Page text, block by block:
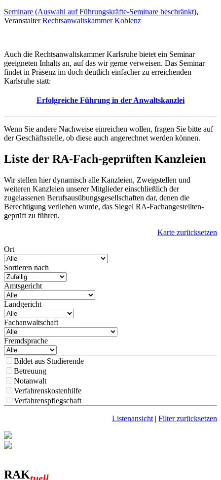
Seminare (Auswahl auf Führungskräfte-Seminare beschränkt),
VeranstalterRechtsanwaltskammer Koblenz
Auch die Rechtsanwaltskammer Karlsruhe bietet ein Seminar
geeigneten Inhalts an, auf das wir gerne verweisen. Das Seminar
findet in Präsenz im doch deutlich einfacher zu erreichenden
Karlsruhe statt:
Erfolgreiche Führung in der Anwaltskanzlei
Wenn Sie andere Nachweise einreichen wollen, fragen Sie bitte auf
der Geschäftsstelle, ob diese auch angerechnet werden können.
Liste der RA-Fach-geprüften Kanzleien
Wir stellen hier dynamisch alle Kanzleien, Zweigstellen und
weiteren Kanzleien unserer Mitglieder einschließlich der
zugelassenen Berufsausübungsgesellschaften dar, denen die
Berechtigung verliehen wurde, das Siegel RA-Fachangestellten-
geprüft zu führen.
Karte zurücksetzen
Ort
Sortieren nach
Amtsgericht
Landgericht
Fachanwaltschaft
Fremdsprache
Bildet aus Studierende
Betreuung
Notanwalt
Verfahrenskostenhilfe
Verfahrenspflegschaft
Listenansicht | Filter zurücksetzen
RAK